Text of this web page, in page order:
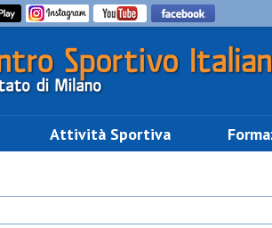
Attività Sportiva